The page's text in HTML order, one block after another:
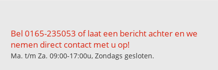
Bel 0165-235053 of laat een bericht achter en we
nemen direct contact met u op!
Ma. t/m Za. 09:00-17:00u, Zondags gesloten.